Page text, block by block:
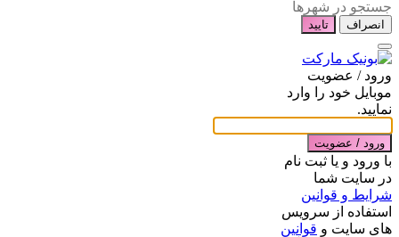
انصراف تایید
ورود / عضویت
موبایل خود را وارد
نمایید.
ورود / عضویت
با ورود و یا ثبت نام
در سایت شما
شرایط و قوانین
استفاده از سرویس
های سایت و قوانین